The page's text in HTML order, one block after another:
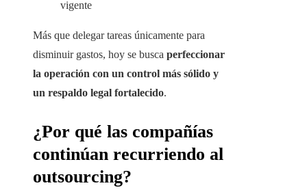
vigente
Más que delegar tareas únicamente para
disminuir gastos, hoy se busca perfeccionar
la operación con un control más sólido y
un respaldo legal fortalecido.
¿Por qué las compañías
continúan recurriendo al
outsourcing?